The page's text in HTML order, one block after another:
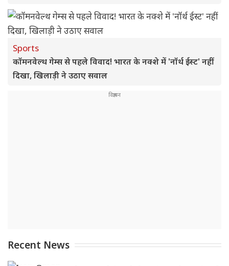
Sports
कॉमनवेल्थ गेम्स से पहले विवाद! भारत के नक्शे में 'नॉर्थ ईस्ट' नहीं
दिखा, खिलाड़ी ने उठाए सवाल
Recent News